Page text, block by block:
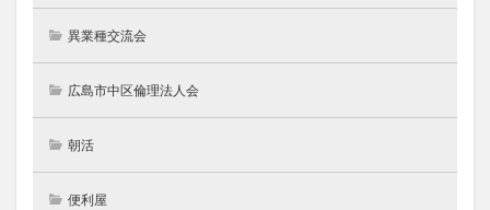
異業種交流会
広島市中区倫理法人会
朝活
便利屋